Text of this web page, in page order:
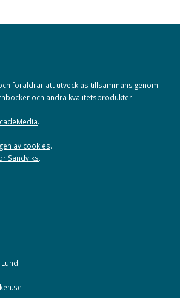
föräldrar att utvecklas tillsammans genom
och andra kvalitetsprodukter.
.
av cookies.
Sandviks.